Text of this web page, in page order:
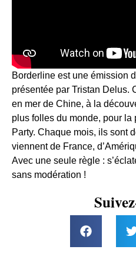
Borderline est une émission
présentée par Tristan Delus.
en mer de Chine, à la
plus folles du monde, pour
Party. Chaque mois, ils sont
viennent de France,
Avec une seule règle :
sans modération !